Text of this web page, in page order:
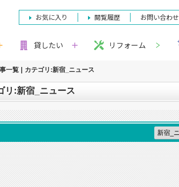
お気に入り 閲覧履歴 お問い合わせ
貸したい リフォーム
一覧 | カテゴリ:新宿_ニュース
リ:新宿_ニュース